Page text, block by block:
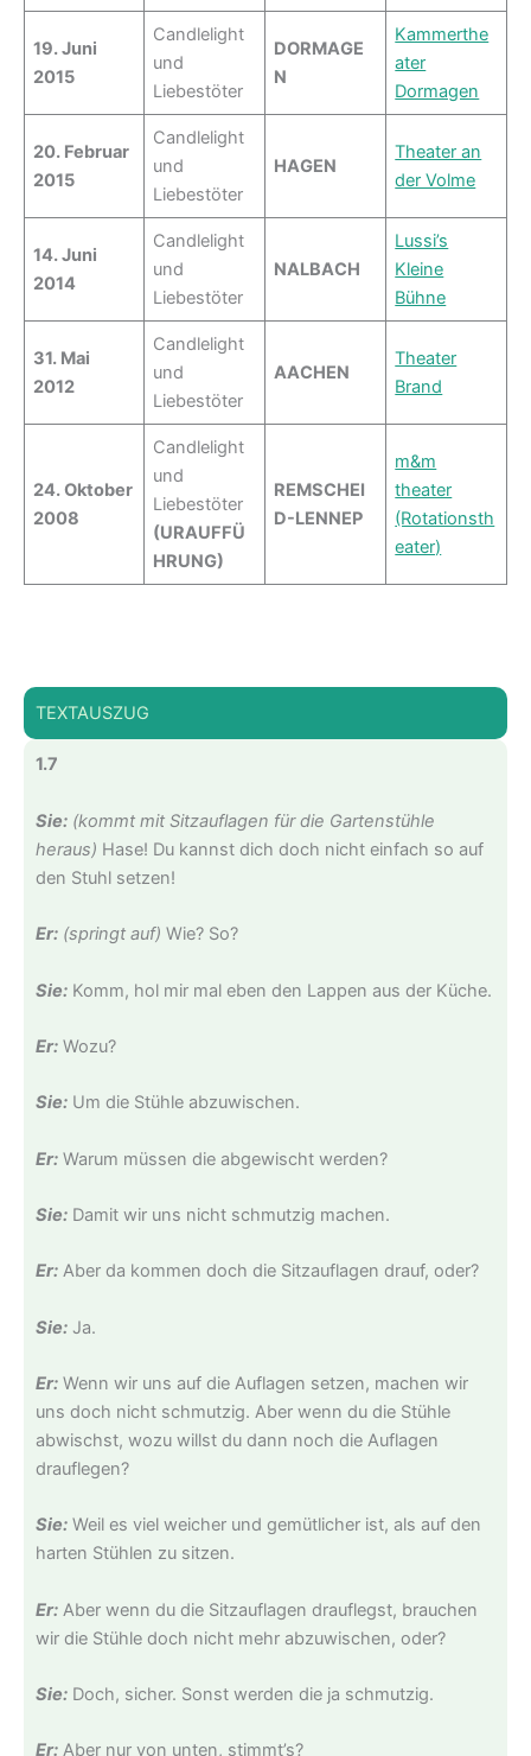
19. Juni
2015
Candlelight
und
Liebestöter
DORMAGE
N
Kammerthe
ater
Dormagen
20. Februar
2015
Candlelight
und
Liebestöter
HAGEN
Theater an
der Volme
14. Juni
2014
Candlelight
und
Liebestöter
NALBACH
Lussi’s
Kleine
Bühne
31. Mai
2012
Candlelight
und
Liebestöter
AACHEN
Theater
Brand
24. Oktober
2008
Candlelight
und
Liebestöter
(URAUFFÜ
HRUNG)
REMSCHEI
D-LENNEP
m&m
theater
(Rotationsth
eater)
TEXTAUSZUG
1.7
Sie: (kommt mit Sitzauflagen für die Gartenstühle
heraus) Hase! Du kannst dich doch nicht einfach so auf
den Stuhl setzen!
Er: (springt auf) Wie? So?
Sie:Komm, hol mir mal eben den Lappen aus der Küche.
Er:Wozu?
Sie:Um die Stühle abzuwischen.
Er:Warum müssen die abgewischt werden?
Sie:Damit wir uns nicht schmutzig machen.
Er:Aber da kommen doch die Sitzauflagen drauf, oder?
Sie:Ja.
Er:Wenn wir uns auf die Auflagen setzen, machen wir
uns doch nicht schmutzig. Aber wenn du die Stühle
abwischst, wozu willst du dann noch die Auflagen
drauflegen?
Sie:Weil es viel weicher und gemütlicher ist, als auf den
harten Stühlen zu sitzen.
Er:Aber wenn du die Sitzauflagen drauflegst, brauchen
wir die Stühle doch nicht mehr abzuwischen, oder?
Sie:Doch, sicher. Sonst werden die ja schmutzig.
Er:Aber nur von unten, stimmt’s?